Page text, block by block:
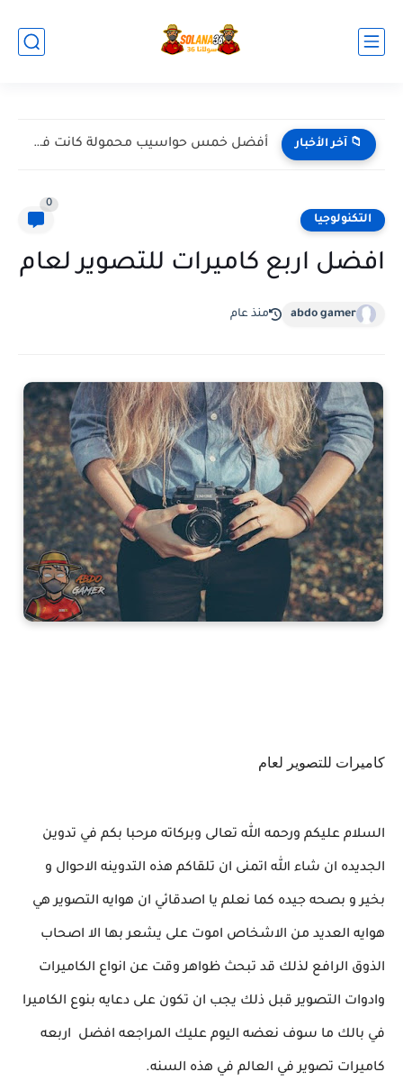
📁 آخر الأخبار أفضل خمس حواسيب محمولة كانت في 2024
التكنولوجيا
0
افضل اربع كاميرات للتصوير لعام
abdo gamer منذ عام
كاميرات للتصوير لعام
السلام عليكم ورحمه الله تعالى وبركاته مرحبا بكم في تدوين
الجديده ان شاء الله اتمنى ان تلقاكم هذه التدوينه الاحوال و
بخير و بصحه جيده كما نعلم يا اصدقائي ان هوايه التصوير هي
هوايه العديد من الاشخاص اموت على يشعر بها الا اصحاب
الذوق الرافع لذلك قد تبحث ظواهر وقت عن انواع الكاميرات
وادوات التصوير قبل ذلك يجب ان تكون على دعايه بنوع الكاميرا
في بالك ما سوف نعضه اليوم عليك المراجعه افضل اربعه
كاميرات تصوير في العالم في هذه السنه.